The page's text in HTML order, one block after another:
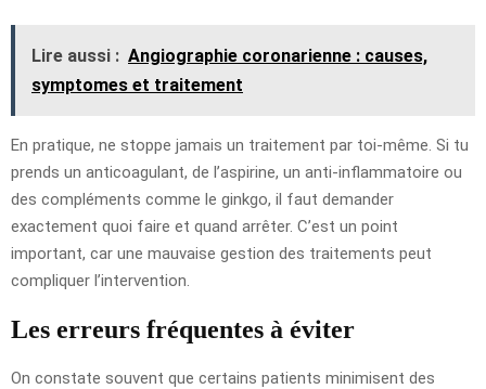
Lire aussi : Angiographie coronarienne : causes,
symptomes et traitement
En pratique, ne stoppe jamais un traitement par toi-même. Si tu
prends un anticoagulant, de l’aspirine, un anti-inflammatoire ou
des compléments comme le ginkgo, il faut demander
exactement quoi faire et quand arrêter. C’est un point
important, car une mauvaise gestion des traitements peut
compliquer l’intervention.
Les erreurs fréquentes à éviter
On constate souvent que certains patients minimisent des